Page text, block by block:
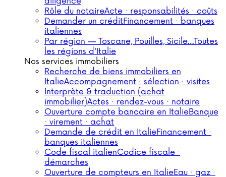
Rôle du notaireActe · responsabilités · coûts
Demander un créditFinancement · banques
italiennes
Par région — Toscane, Pouilles, Sicile…Toutes
les régions d'Italie
Nos services immobiliers
Recherche de biens immobiliers en
ItalieAccompagnement · sélection · visites
Interprète & traduction (achat
immobilier)Actes · rendez-vous · notaire
Ouverture compte bancaire en ItalieBanque
· virement · achat
Demande de crédit en ItalieFinancement ·
banques italiennes
Code fiscal italienCodice fiscale ·
démarches
Ouverture de compteurs en ItalieEau · gaz ·